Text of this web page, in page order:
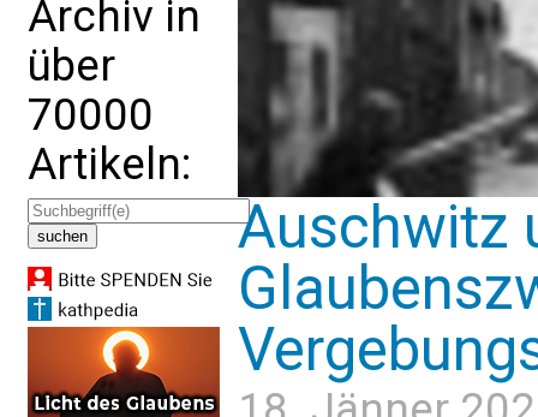
Archiv in
über
70000
Artikeln:
Auschwitz